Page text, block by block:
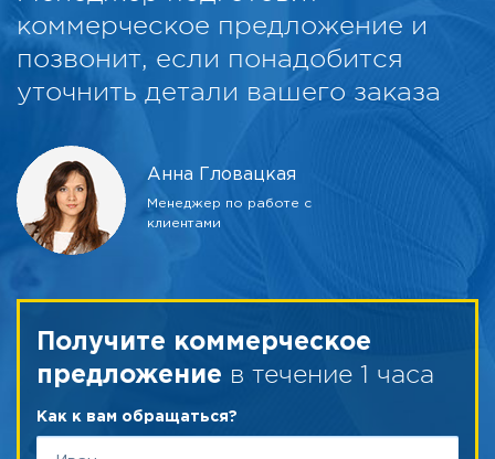
коммерческое предложение и
позвонит, если понадобится
уточнить детали вашего заказа
Анна Гловацкая
Менеджер по работе с
клиентами
Получите коммерческое
предложение в течение 1 часа
Как к вам обращаться?